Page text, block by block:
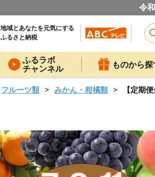
令
地域とあなたを元気にする
ふるさと納税
ふるラボ
チャンネル
ものから探
フルーツ類 みかん・柑橘類 【定期